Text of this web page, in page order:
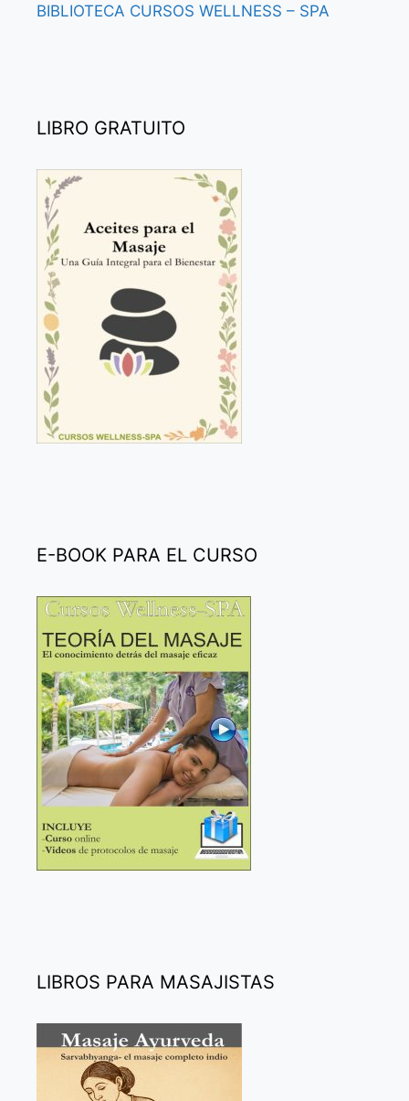
BIBLIOTECA CURSOS WELLNESS – SPA
LIBRO GRATUITO
E-BOOK PARA EL CURSO
LIBROS PARA MASAJISTAS